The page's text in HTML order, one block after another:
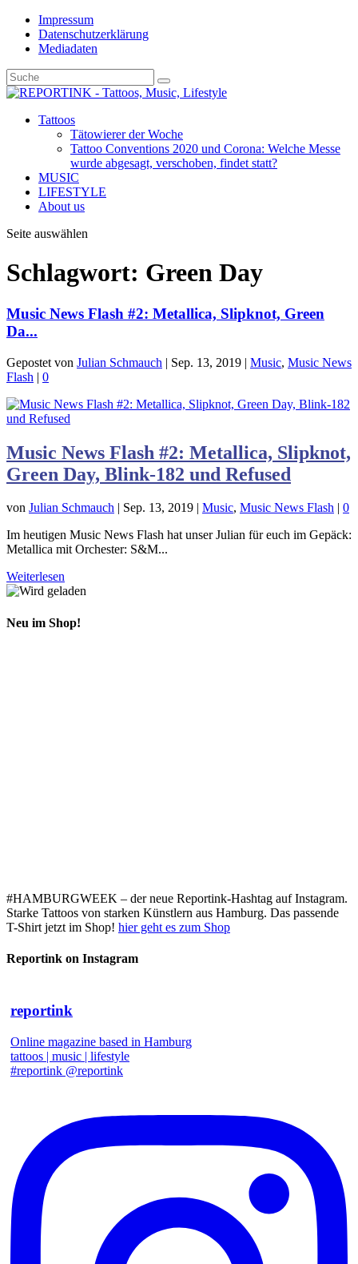
Impressum
Datenschutzerklärung
Mediadaten
Tattoos
Tätowierer der Woche
Tattoo Conventions 2020 und Corona: Welche Messe
wurde abgesagt, verschoben, findet statt?
MUSIC
LIFESTYLE
About us
Seite auswählen
Schlagwort: Green Day
Music News Flash #2: Metallica, Slipknot, Green
Da...
Gepostet von Julian Schmauch | Sep. 13, 2019 | Music, Music News
Flash | 0
Music News Flash #2: Metallica, Slipknot,
Green Day, Blink-182 und Refused
von Julian Schmauch | Sep. 13, 2019 | Music, Music News Flash | 0
Im heutigen Music News Flash hat unser Julian für euch im Gepäck:
Metallica mit Orchester: S&M...
Weiterlesen
Neu im Shop!
#HAMBURGWEEK – der neue Reportink-Hashtag auf Instagram.
Starke Tattoos von starken Künstlern aus Hamburg. Das passende
T-Shirt jetzt im Shop! hier geht es zum Shop
Reportink on Instagram
reportink
Online magazine based in Hamburg
tattoos | music | lifestyle
#reportink @reportink